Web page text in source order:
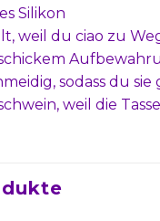
Silikon
weil du ciao zu
sodass du
weil die